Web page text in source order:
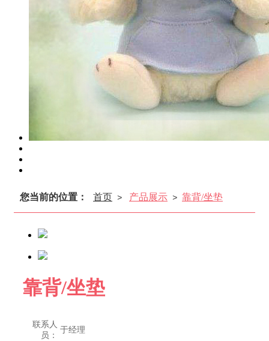
您当前的位置： 首页 > 产品展示 > 靠背/坐垫
靠背/坐垫
联系人
员：
于经理